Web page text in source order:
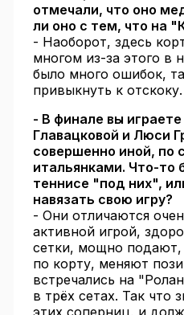
отмечали, что оно
ли оно с тем, что на
- Наоборот, здесь
многом из-за этого в
было много ошибок,
привыкнуть к отскоку.
- В финале вы
Главацковой и Люси
совершенно иной, по
итальянками. Что-то
теннисе "под них",
навязать свою игру?
- Они отличаются
активной игрой,
сетки, мощно
по корту, меняют
встречались на
в трёх сетах. Так что